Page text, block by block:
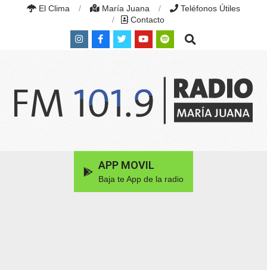
El Clima María Juana
Teléfonos Útiles
Contacto
Search
APP MOVIL
Baja te App de la radio